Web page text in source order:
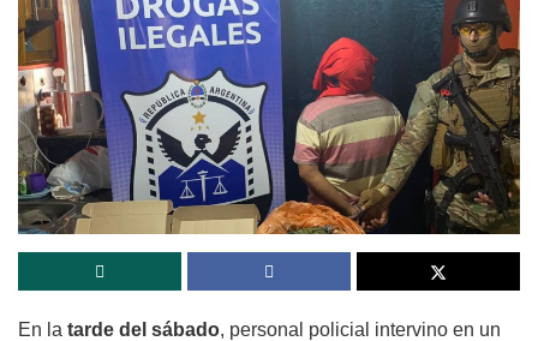
En la tarde del sábado, personal policial intervino en un